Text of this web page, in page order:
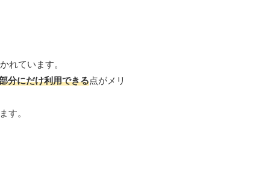
れています。
分にだけ利用できる点がメリ
す。